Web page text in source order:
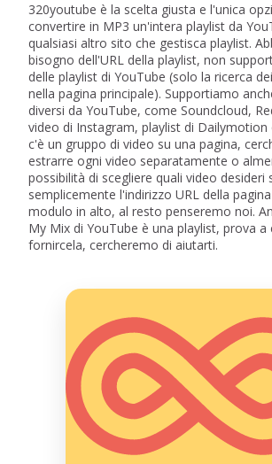
320youtube è la scelta giusta e l'unica
convertire in MP3 un'intera playlist da
qualsiasi altro sito che gestisca playlist.
bisogno dell'URL della playlist, non
delle playlist di YouTube (solo la ricerca
nella pagina principale). Supportiamo
diversi da YouTube, come Soundcloud,
video di Instagram, playlist di Dailymotion
c'è un gruppo di video su una pagina,
estrarre ogni video separatamente o
possibilità di scegliere quali video desideri
semplicemente l'indirizzo URL della
modulo in alto, al resto penseremo noi.
My Mix di YouTube è una playlist, prova a
fornircela, cercheremo di aiutarti.